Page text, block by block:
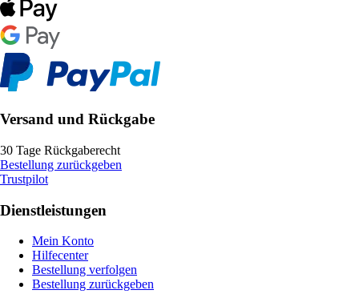
Versand und Rückgabe
30 Tage Rückgaberecht
Bestellung zurückgeben
Trustpilot
Dienstleistungen
Mein Konto
Hilfecenter
Bestellung verfolgen
Bestellung zurückgeben